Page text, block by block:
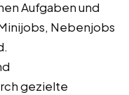
Aufgaben und
Nebenjobs
gezielte